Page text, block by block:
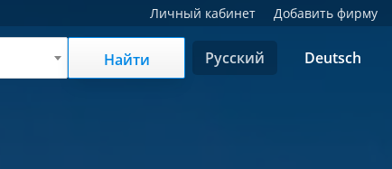
Личный кабинет Добавить фирму
Найти Русский Deutsch